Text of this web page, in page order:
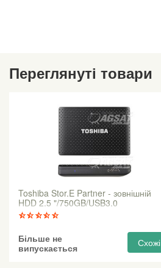
Переглянуті товари
Toshiba Stor.E Partner - зовнішній
HDD 2.5 "/750GB/USB3.0
Більше не
випускається
Схожі